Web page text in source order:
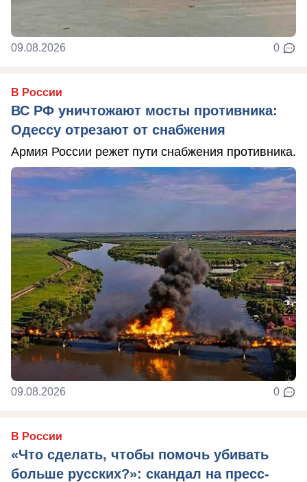
09.08.2026 0
В России
ВС РФ уничтожают мосты противника:
Одессу отрезают от снабжения
Армия России режет пути снабжения противника.
09.08.2026 0
В России
«Что сделать, чтобы помочь убивать
больше русских?»: скандал на пресс-